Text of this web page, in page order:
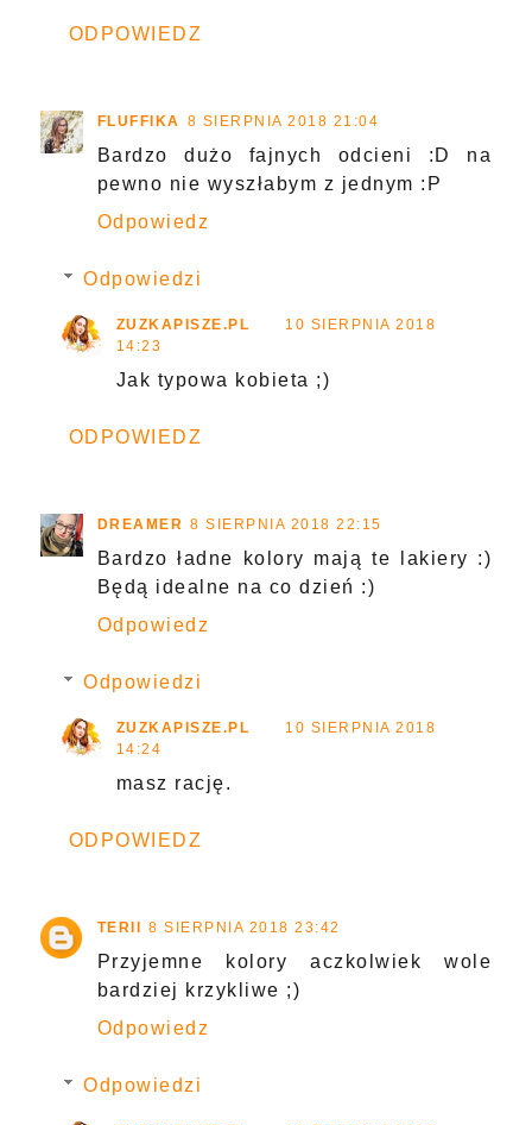
ODPOWIEDZ
FLUFFIKA 8 SIERPNIA 2018 21:04
Bardzo dużo fajnych odcieni :D na
pewno nie wyszłabym z jednym :P
Odpowiedz
Odpowiedzi
ZUZKAPISZE.PL
10 SIERPNIA 2018
14:23
Jak typowa kobieta ;)
ODPOWIEDZ
DREAMER 8 SIERPNIA 2018 22:15
Bardzo ładne kolory mają te lakiery :)
Będą idealne na co dzień :)
Odpowiedz
Odpowiedzi
ZUZKAPISZE.PL
10 SIERPNIA 2018
14:24
masz rację.
ODPOWIEDZ
TERII 8 SIERPNIA 2018 23:42
Przyjemne kolory aczkolwiek wole
bardziej krzykliwe ;)
Odpowiedz
Odpowiedzi